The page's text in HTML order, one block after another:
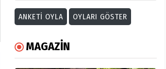
ANKETI OYLA OYLARI GÖSTER
MAGAZİN